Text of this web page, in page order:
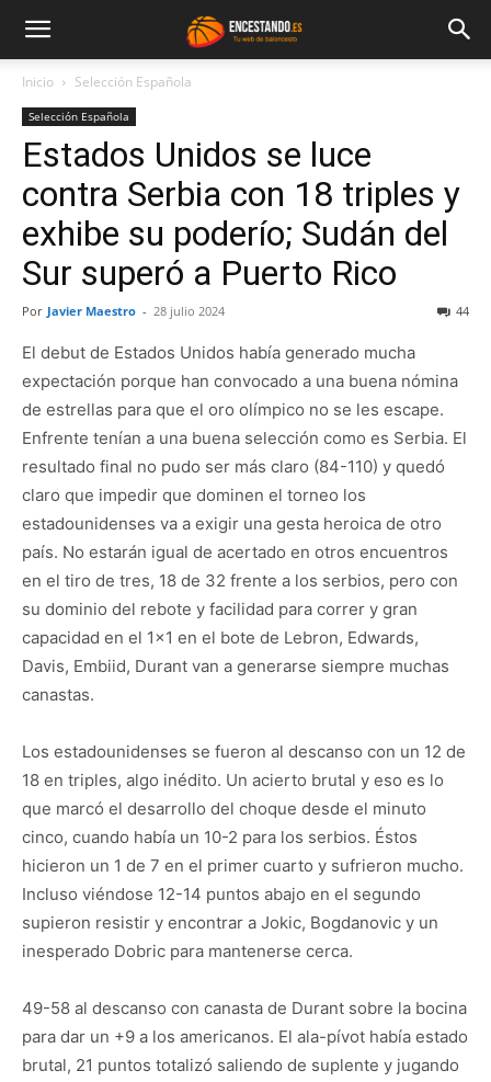
Inicio Selección Española
Selección Española
Estados Unidos se luce
contra Serbia con 18 triples y
exhibe su poderío; Sudán del
Sur superó a Puerto Rico
Por Javier Maestro - 28 julio 2024 44
El debut de Estados Unidos había generado mucha
expectación porque han convocado a una buena nómina
de estrellas para que el oro olímpico no se les escape.
Enfrente tenían a una buena selección como es Serbia. El
resultado final no pudo ser más claro (84-110) y quedó
claro que impedir que dominen el torneo los
estadounidenses va a exigir una gesta heroica de otro
país. No estarán igual de acertado en otros encuentros
en el tiro de tres, 18 de 32 frente a los serbios, pero con
su dominio del rebote y facilidad para correr y gran
capacidad en el 1×1 en el bote de Lebron, Edwards,
Davis, Embiid, Durant van a generarse siempre muchas
canastas.
Los estadounidenses se fueron al descanso con un 12 de
18 en triples, algo inédito. Un acierto brutal y eso es lo
que marcó el desarrollo del choque desde el minuto
cinco, cuando había un 10-2 para los serbios. Éstos
hicieron un 1 de 7 en el primer cuarto y sufrieron mucho.
Incluso viéndose 12-14 puntos abajo en el segundo
supieron resistir y encontrar a Jokic, Bogdanovic y un
inesperado Dobric para mantenerse cerca.
49-58 al descanso con canasta de Durant sobre la bocina
para dar un +9 a los americanos. El ala-pívot había estado
brutal, 21 puntos totalizó saliendo de suplente y jugando